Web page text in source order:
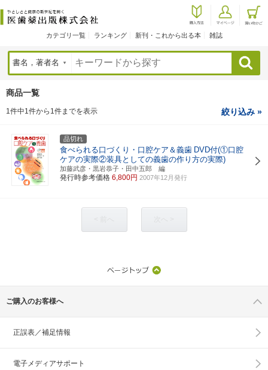
カテゴリ一覧 ランキング 新刊・これから出る本 雑誌
検索
商品一覧
1件中1件から1件までを表示 絞り込み »
品切れ
食べられる口づくり・口腔ケア＆義歯 DVD付(①口腔
ケアの実際②装具としての義歯の作り方の実際)
加藤武彦・黒岩恭子・田中五郎 編
発行時参考価格 6,800円 2007年12月発行
ご購入のお客様へ
正誤表／補足情報
電子メディアサポート